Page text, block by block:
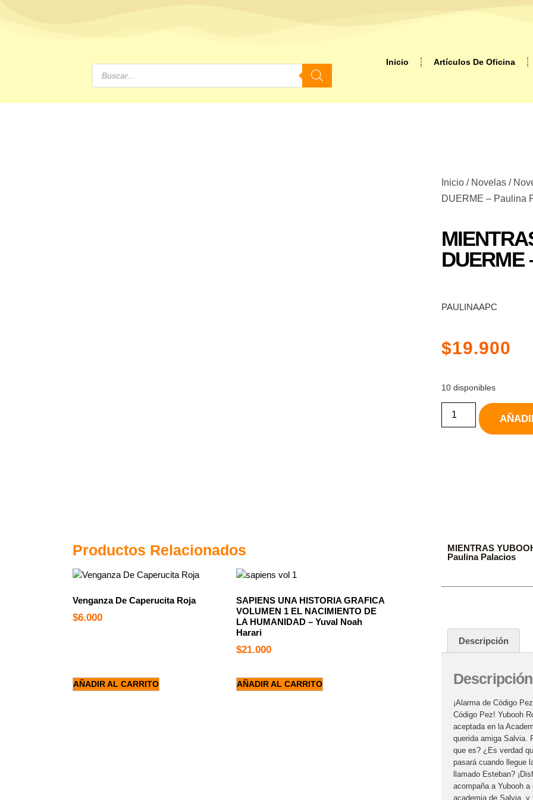
Inicio Artículos De Oficina
Inicio / Novelas /
DUERME – Paulina
DUERME
PAULINAAPC
$19.900
10 disponibles
Productos Relacionados
Venganza De Caperucita Roja
$6.000
AÑADIR AL CARRITO
SAPIENS UNA HISTORIA GRAFICA
VOLUMEN 1 EL NACIMIENTO DE
LA HUMANIDAD – Yuval Noah
Harari
$21.000
AÑADIR AL CARRITO
MIENTRAS
Paulina Palacios
Descripción
Descripción
¡Alarma de Código
Código Pez! Yubooh
aceptada en la
querida amiga Salvia.
que es? ¿Es verdad
pasará cuando llegue
llamado Esteban?
acompaña a Yubooh
academia de Salvia, y